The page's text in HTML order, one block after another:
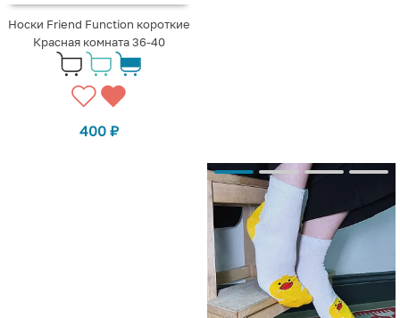
Носки Friend Function короткие
Красная комната 36-40
400 ₽